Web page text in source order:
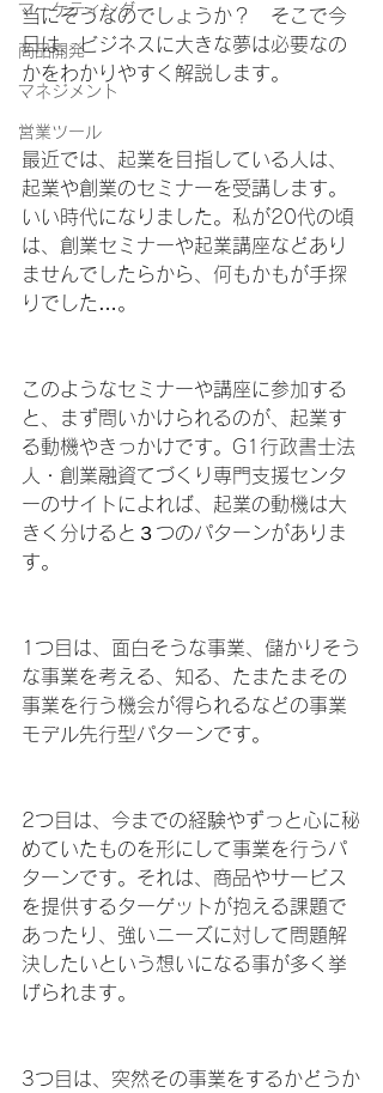
マーケティング
商品開発
マネジメント
営業ツール
当にそうなのでしょうか？　そこで今
日は、ビジネスに大きな夢は必要なの
かをわかりやすく解説します。
最近では、起業を目指している人は、
起業や創業のセミナーを受講します。
いい時代になりました。私が20代の頃
は、創業セミナーや起業講座などあり
ませんでしたらから、何もかもが手探
りでした…。
このようなセミナーや講座に参加する
と、まず問いかけられるのが、起業す
る動機やきっかけです。G1行政書士法
人・創業融資てづくり専門支援センタ
ーのサイトによれば、起業の動機は大
きく分けると３つのパターンがありま
す。
1つ目は、面白そうな事業、儲かりそう
な事業を考える、知る、たまたまその
事業を行う機会が得られるなどの事業
モデル先行型パターンです。
2つ目は、今までの経験やずっと心に秘
めていたものを形にして事業を行うパ
ターンです。それは、商品やサービス
を提供するターゲットが抱える課題で
あったり、強いニーズに対して問題解
決したいという想いになる事が多く挙
げられます。
3つ目は、突然その事業をするかどうか